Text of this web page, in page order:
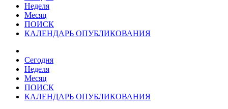
Неделя
Месяц
ПОИСК
КАЛЕНДАРЬ ОПУБЛИКОВАНИЯ
Сегодня
Неделя
Месяц
ПОИСК
КАЛЕНДАРЬ ОПУБЛИКОВАНИЯ